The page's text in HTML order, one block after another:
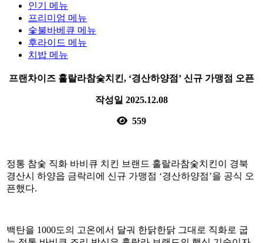
인기 메뉴
프리미엄 메뉴
숯불바베큐 메뉴
후라이드 메뉴
치밥 메뉴
프랜차이즈 훌랄라참숯치킨, ‘경산하양점’ 신규 가맹점 오픈
작성일 2025.12.08
559
정통 참숯 직화 바비큐 치킨 브랜드 훌랄라참숯치킨이 경북
경산시 하양읍 금락리에 신규 가맹점 ‘경산하양점’을 공식 오
픈했다.
백탄을 1000도의 고온에서 달궈 한닭한닭 그대로 직화로 굽